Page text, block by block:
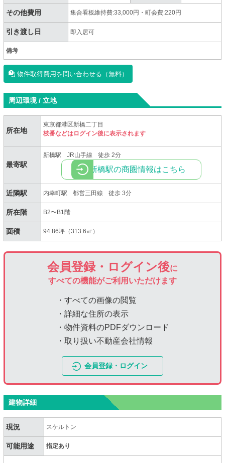
その他費用 集合看板維持費:33,000円・町会費:220円
引き渡し日 即入居可
備考
物件取得費用を問い合わせる（無料）
周辺環境 / 立地
所在地
東京都港区新橋二丁目
枝番などはログイン後に表示されます
最寄駅
新橋駅 JR山手線 徒歩 2分
新橋駅の商圏情報はこちら
近隣駅 内幸町駅 都営三田線 徒歩 3分
所在階 B2〜B1階
面積 94.86坪（313.6㎡）
会員登録・ログイン後に
すべての機能がご利用いただけます
・すべての画像の閲覧
・詳細な住所の表示
・物件資料のPDFダウンロード
・取り扱い不動産会社情報
会員登録・ログイン
建物詳細
現況 スケルトン
可能用途 指定あり